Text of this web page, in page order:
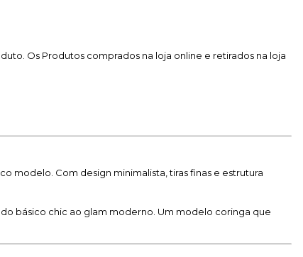
Os Produtos comprados na loja online e retirados na loja
modelo. Com design minimalista, tiras finas e estrutura
básico chic ao glam moderno. Um modelo coringa que